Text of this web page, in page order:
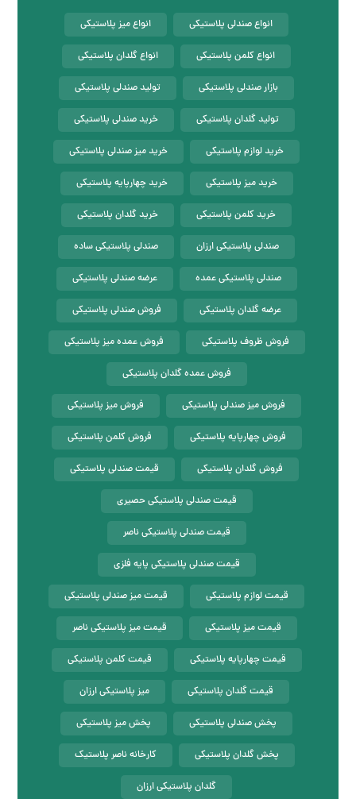
انواع صندلی پلاستیکی انواع میز پلاستیکی
انواع کلمن پلاستیکی انواع گلدان پلاستیکی
بازار صندلی پلاستیکی تولید صندلی پلاستیکی
تولید گلدان پلاستیکی خرید صندلی پلاستیکی
خرید لوازم پلاستیکی خرید میز صندلی پلاستیکی
خرید میز پلاستیکی خرید چهارپایه پلاستیکی
خرید کلمن پلاستیکی خرید گلدان پلاستیکی
صندلی پلاستیکی ارزان صندلی پلاستیکی ساده
صندلی پلاستیکی عمده عرضه صندلی پلاستیکی
عرضه گلدان پلاستیکی فروش صندلی پلاستیکی
فروش ظروف پلاستیکی فروش عمده میز پلاستیکی
فروش عمده گلدان پلاستیکی
فروش میز صندلی پلاستیکی فروش میز پلاستیکی
فروش چهارپایه پلاستیکی فروش کلمن پلاستیکی
فروش گلدان پلاستیکی قیمت صندلی پلاستیکی
قیمت صندلی پلاستیکی حصیری
قیمت صندلی پلاستیکی ناصر
قیمت صندلی پلاستیکی پایه فلزی
قیمت لوازم پلاستیکی قیمت میز صندلی پلاستیکی
قیمت میز پلاستیکی قیمت میز پلاستیکی ناصر
قیمت چهارپایه پلاستیکی قیمت کلمن پلاستیکی
قیمت گلدان پلاستیکی میز پلاستیکی ارزان
پخش صندلی پلاستیکی پخش میز پلاستیکی
پخش گلدان پلاستیکی کارخانه ناصر پلاستیک
گلدان پلاستیکی ارزان